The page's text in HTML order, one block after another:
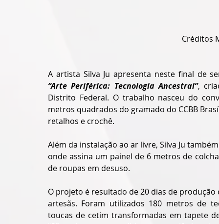
Créditos
“Arte Periférica: Tecnologia Ancestral”,
Distrito Federal. O trabalho nasceu do
metros quadrados do gramado do CCBB
retalhos e crochê.
Além da instalação ao ar livre, Silva Ju
onde assina um painel de 6 metros de
de roupas em desuso.
O projeto é resultado de 20 dias de
artesãs. Foram utilizados 180 metros de
toucas de cetim transformadas em tapete